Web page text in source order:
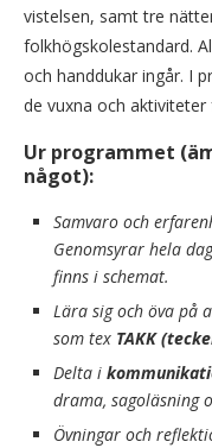
vistelsen, samt tre
folkhögskolestandard.
och handdukar ingår. I
de vuxna och
Ur programmet
något):
Samvaro och
Genomsyrar hela
finns i schemat.
Lära sig och öva på
som tex TAKK
Delta i
drama, sagoläsning
Övningar och